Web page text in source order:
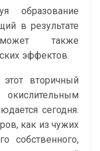
образование
в результате
также
эффектов.
вторичный
сегодня.
как из чужих
собственного,